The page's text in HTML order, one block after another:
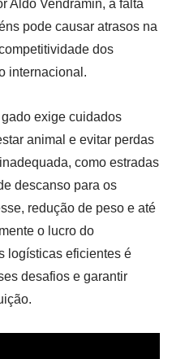
Aldo Vendramin, a falta
pode causar atrasos na
dos
internacional.
exige cuidados
animal e evitar perdas
como estradas
descanso para os
redução de peso e até
o lucro do
logísticas eficientes é
desafios e garantir